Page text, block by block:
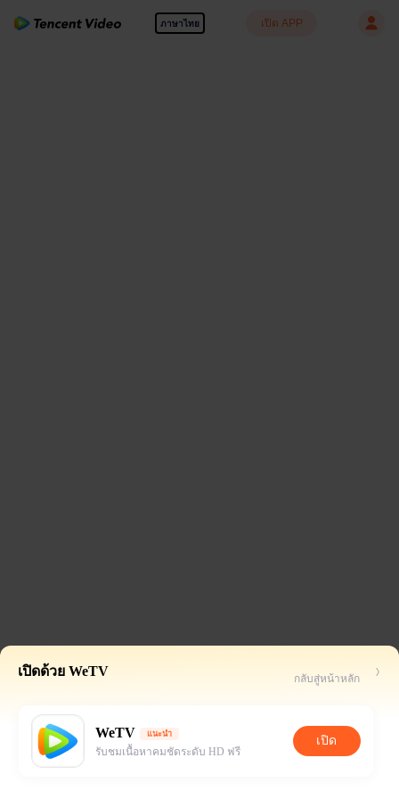
ภาษาไทย เปิด APP
เปิดด้วย WeTV กลับสู่หน้าหลัก
WeTV แนะนำ
รับชมเนื้อหาคมชัดระดับ HD ฟรี
เปิด